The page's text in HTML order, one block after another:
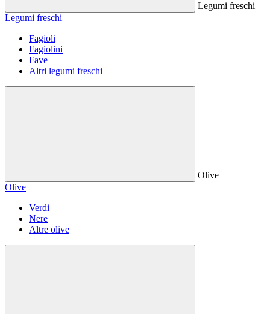
Legumi freschi
Legumi freschi
Fagioli
Fagiolini
Fave
Altri legumi freschi
Olive
Olive
Verdi
Nere
Altre olive